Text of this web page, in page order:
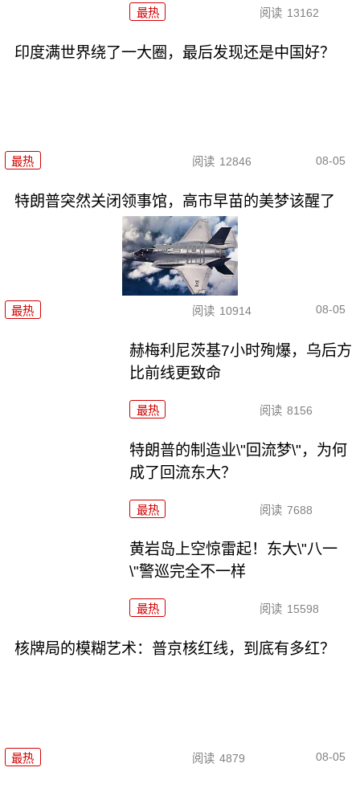
最热 阅读 13162
印度满世界绕了一大圈，最后发现还是中国好？
最热 阅读 12846 08-05
特朗普突然关闭领事馆，高市早苗的美梦该醒了
最热 阅读 10914 08-05
赫梅利尼茨基7小时殉爆，乌后方
比前线更致命
最热 阅读 8156
特朗普的制造业\"回流梦\"，为何
成了回流东大？
最热 阅读 7688
黄岩岛上空惊雷起！东大\"八一
\"警巡完全不一样
最热 阅读 15598
核牌局的模糊艺术：普京核红线，到底有多红？
最热 阅读 4879 08-05